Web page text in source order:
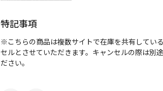
特記事項
※こちらの商品は複数サイトで在庫を共有してい
セルとさせていただきます。キャンセルの際は別
ださい。